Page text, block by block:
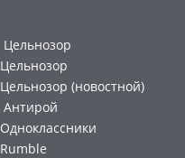
Цельнозор
Цельнозор
Цельнозор (новостной)
Антирой
Одноклассники
Rumble